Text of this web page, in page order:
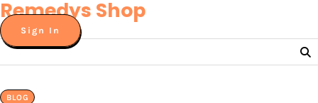
Skip
to
content
Remedys Shop
Sign In
BLOG